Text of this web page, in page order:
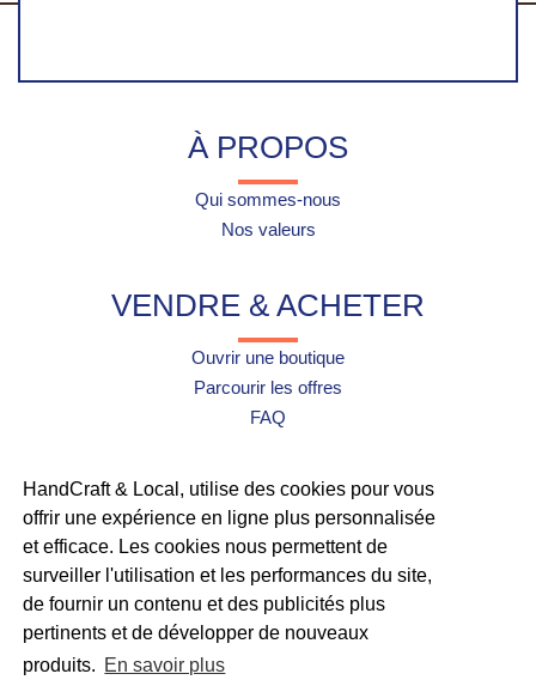
HandCraft & Local, utilise des cookies pour vous
offrir une expérience en ligne plus personnalisée
et efficace. Les cookies nous permettent de
surveiller l'utilisation et les performances du site,
de fournir un contenu et des publicités plus
pertinents et de développer de nouveaux
produits. En savoir plus
À PROPOS
Qui sommes-nous
Nos valeurs
VENDRE & ACHETER
Ouvrir une boutique
Parcourir les offres
FAQ
UTILE
Contact
À propos de Mangopay
Tous droits réservés © Maison de l'artisan 2026